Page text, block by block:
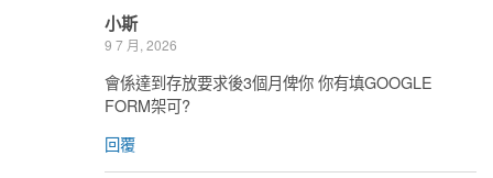
小斯
9 7 月, 2026
會係達到存放要求後3個月俾你 你有填GOOGLE
FORM架可?
回覆